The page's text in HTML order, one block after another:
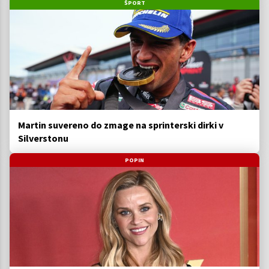
ŠPORT
Martin suvereno do zmage na sprinterski dirki v
Silverstonu
POPIN